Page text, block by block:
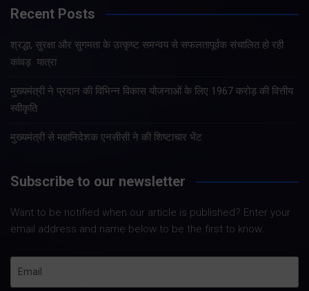
Recent Posts
श्रद्धा, सुरक्षा और सुगमता के उत्कृष्ट समन्वय से सफलतापूर्वक संचालित हो रही
कांवड़ यात्रा
मुख्यमंत्री ने प्रदान की विभिन्न विकास योजनाओं के लिए 1967 करोड़ की वित्तीय
स्वीकृति
मुख्यमंत्री से महानिदेशक एनसीसी ने की शिष्टाचार भेंट
Subscribe to our newsletter
Want to be notified when our article is published? Enter your
email address and name below to be the first to know.